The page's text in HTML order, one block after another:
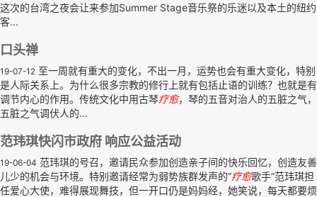
这次的台湾之夜会让来参加Summer Stage音乐祭的乐迷以及本土的纽约
客...
口头禅
19-07-12 至一周就有重大的变化，不出一月，运势也会有重大变化，特别
是人际关系上。为什么很多宗教的修行上就有包括止语的训练？也就是有
调节内心的作用。传统文化中用古琴疗愈，琴的五音对治人的五脏之气，
五脏之气调伏人的...
范玮琪快闪市政府 响应公益活动
19-06-04 范玮琪的号召，邀请民众参加创造亲子间的快乐回忆，创造友善
儿少的机会与环境。特别邀请经常为弱势族群发声的“疗愈歌手”范玮琪担
任爱心大使，难得展现舞技，但一开口仍是妈妈经，她笑说，每天都要烦